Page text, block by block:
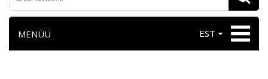
EST
MENÜÜ